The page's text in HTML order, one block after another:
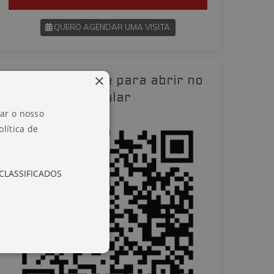
QUERO AGENDAR UMA VISITA
VOLTAR
Leia o QR-Code para abrir no
celular
o nosso
de
×